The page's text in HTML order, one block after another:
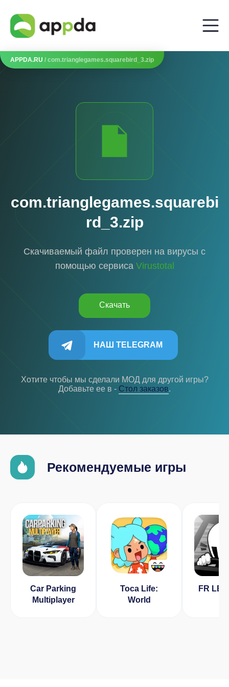
APPDA.RU / com.trianglegames.squarebird_3.zip
com.trianglegames.squarebi
rd_3.zip
Скачиваемый файл проверен на вирусы с
помощью сервиса Virustotal
Скачать
НАШ TELEGRAM
Хотите чтобы мы сделали МОД для другой игры?
Добавьте ее в - Cтол заказов.
Рекомендуемые игры
Car Parking
Multiplayer
Toca Life:
World
FR